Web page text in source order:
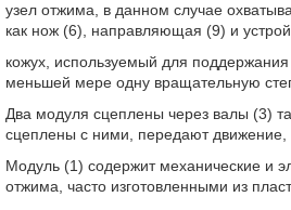
узел отжима, в данном случае
как нож (6), направляющая (9) и
кожух, используемый для
меньшей мере одну вращательную
Два модуля сцеплены через валы (3)
сцеплены с ними, передают
Модуль (1) содержит механические и
отжима, часто изготовленными из